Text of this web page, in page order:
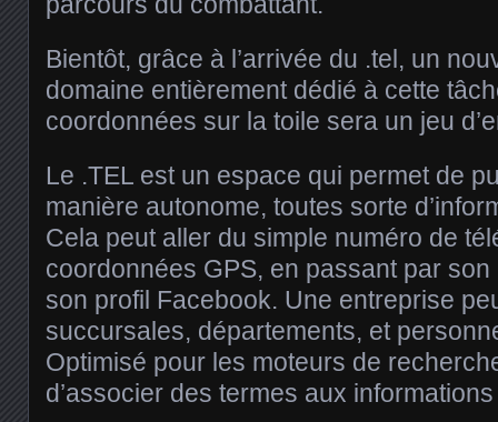
Bientôt, grâce à l’arrivée du .tel, un
domaine entièrement dédié à cette
coordonnées sur la toile sera un jeu
Le .TEL est un espace qui permet de
manière autonome, toutes sorte
Cela peut aller du simple numéro de
coordonnées GPS, en passant par
son profil Facebook. Une entreprise
succursales, départements, et
Optimisé pour les moteurs de
d’associer des termes aux